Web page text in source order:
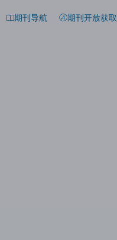
期刊导航 期刊开放获取